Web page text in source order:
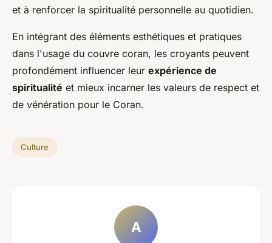
et à renforcer la spiritualité personnelle au quotidien.
En intégrant des éléments esthétiques et pratiques
dans l'usage du couvre coran, les croyants peuvent
profondément influencer leur expérience de
spiritualité et mieux incarner les valeurs de respect et
de vénération pour le Coran.
Culture
A